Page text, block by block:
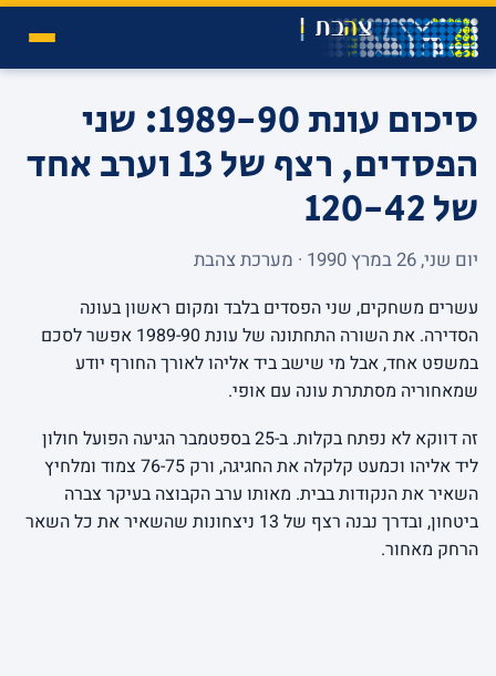
סיכום עונת 1989-90: שני
הפסדים, רצף של 13 וערב אחד
של 120-42
יום שני, 26 במרץ 1990 · מערכת צהבת
עשרים משחקים, שני הפסדים בלבד ומקום ראשון בעונה
הסדירה. את השורה התחתונה של עונת 1989-90 אפשר לסכם
במשפט אחד, אבל מי שישב ביד אליהו לאורך החורף יודע
שמאחוריה מסתתרת עונה עם אופי.
זה דווקא לא נפתח בקלות. ב-25 בספטמבר הגיעה הפועל חולון
ליד אליהו וכמעט קלקלה את החגיגה, ורק 76-75 צמוד ומלחיץ
השאיר את הנקודות בבית. מאותו ערב הקבוצה בעיקר צברה
ביטחון, ובדרך נבנה רצף של 13 ניצחונות שהשאיר את כל השאר
הרחק מאחור.